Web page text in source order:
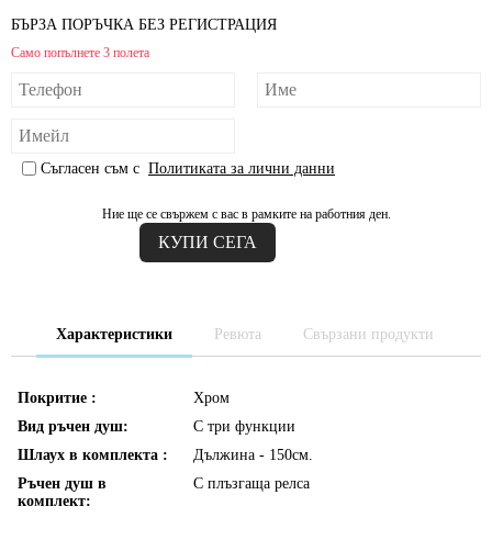
БЪРЗА ПОРЪЧКА БЕЗ РЕГИСТРАЦИЯ
Само попълнете 3 полета
Съгласен съм с Политиката за лични данни
Ние ще се свържем с вас в рамките на работния ден.
Характеристики Ревюта Свързани продукти
Покритие :
Хром
Вид ръчен душ:
С три функции
Шлаух в комплекта :
Дължина - 150см.
Ръчен душ в
комплект:
С плъзгаща релса